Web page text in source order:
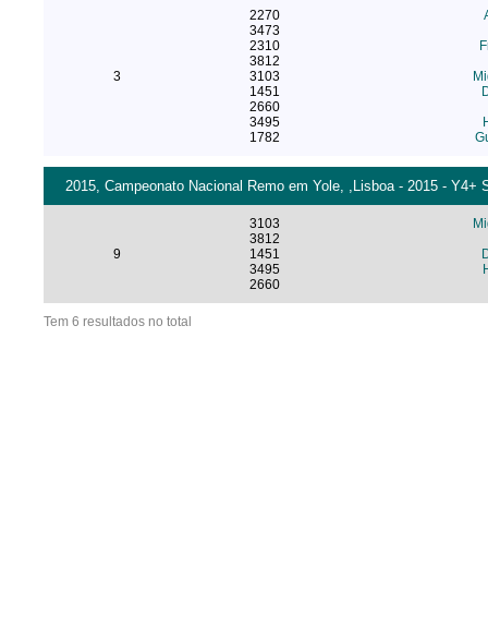
3
2270
3473
2310
3812
3103
1451
2660
3495
1782
2015, Campeonato Nacional Remo em Yole, ,Lisboa - 2015 - Y4+
9
3103
3812
1451
3495
2660
Tem 6 resultados no total